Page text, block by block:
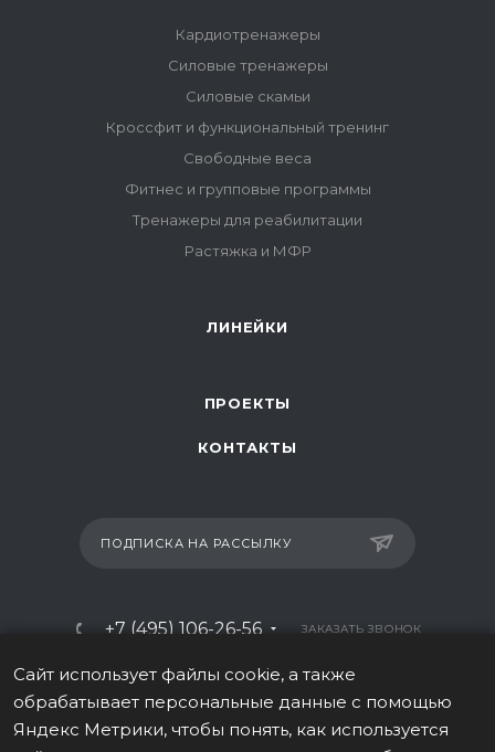
Кардиотренажеры
Силовые тренажеры
Силовые скамьи
Кроссфит и функциональный тренинг
Свободные веса
Фитнес и групповые программы
Тренажеры для реабилитации
Растяжка и МФР
ЛИНЕЙКИ
ПРОЕКТЫ
КОНТАКТЫ
ПОДПИСКА НА РАССЫЛКУ
+7 (495) 106-26-56 ЗАКАЗАТЬ ЗВОНОК
info@italy-sport.ru
Москва, ул. Мосфильмовская 42с1
Сайт использует файлы cookie, а также
обрабатывает персональные данные с помощью
Яндекс Метрики, чтобы понять, как используется